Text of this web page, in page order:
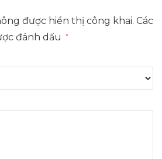
được hiển thị công khai. Các
đánh dấu
*